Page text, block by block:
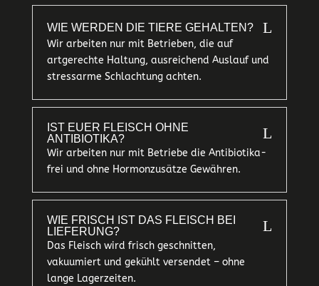
WIE WERDEN DIE TIERE GEHALTEN? L
Wir arbeiten nur mit Betrieben, die auf
artgerechte Haltung, ausreichend Auslauf und
stressarme Schlachtung achten.
IST EUER FLEISCH OHNE
ANTIBIOTIKA?
L
Wir arbeiten nur mit Betriebe die Antibiotika-
frei und ohne Hormonzusätze Gewähren.
WIE FRISCH IST DAS FLEISCH BEI
LIEFERUNG?
L
Das Fleisch wird frisch geschnitten,
vakuumiert und gekühlt versendet – ohne
lange Lagerzeiten.